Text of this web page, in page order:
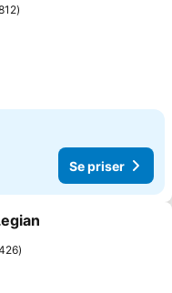
Se priser
i favoritter